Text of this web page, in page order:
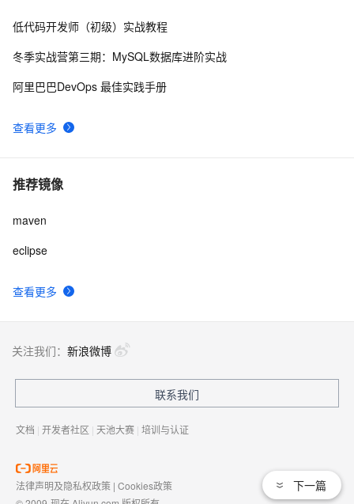
查看更多
低代码开发师（初级）实战教程
冬季实战营第三期：MySQL数据库进阶实战
阿里巴巴DevOps 最佳实践手册
推荐镜像
查看更多
maven
eclipse
下一篇
关注我们： 新浪微博
联系我们
文档 | 开发者社区 | 天池大赛 | 培训与认证
法律声明及隐私权政策 | Cookies政策